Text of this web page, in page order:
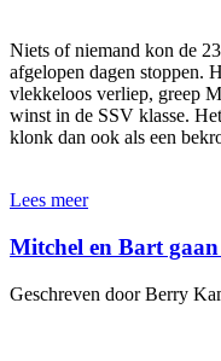
Niets of niemand kon de
afgelopen dagen stoppen.
vlekkeloos verliep, greep
winst in de SSV klasse.
klonk dan ook als een
Lees meer
Mitchel en Bart
Geschreven door Berry